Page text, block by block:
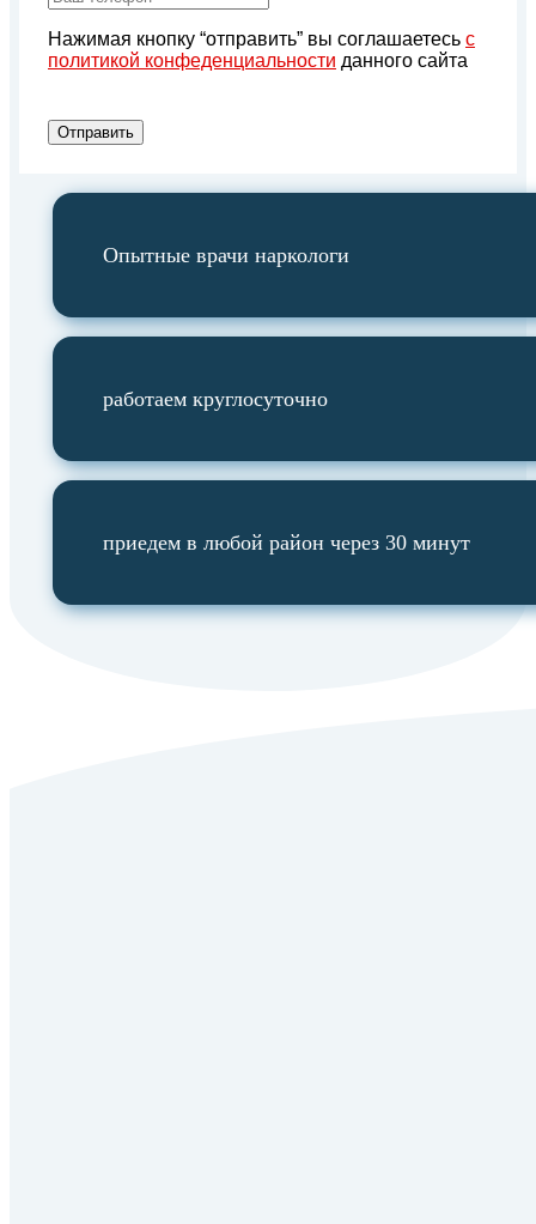
Нажимая кнопку “отправить” вы соглашаетесь с
политикой конфеденциальности данного сайта
Отправить
Опытные врачи наркологи
работаем круглосуточно
приедем в любой район через 30 минут